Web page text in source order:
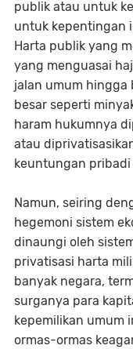
publik atau untuk
untuk kepentingan
Harta publik yang
yang menguasai
jalan umum hingga
besar seperti
haram hukumnya
atau
keuntungan pribadi
Namun, seiring
hegemoni sistem
dinaungi oleh
privatisasi harta
banyak negara,
surganya para
kepemilikan umum
ormas-ormas